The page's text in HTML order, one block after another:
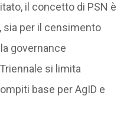
il concetto di PSN è
sia per il censimento
governance
si limita
base per AgID e